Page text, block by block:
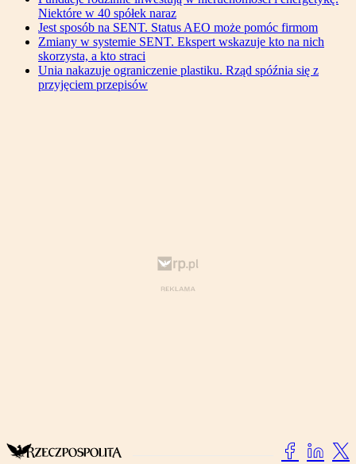
Niektóre w 40 spółek naraz
Jest sposób na SENT. Status AEO może pomóc firmom
Zmiany w systemie SENT. Ekspert wskazuje kto na nich
skorzysta, a kto straci
Unia nakazuje ograniczenie plastiku. Rząd spóźnia się z
przyjęciem przepisów